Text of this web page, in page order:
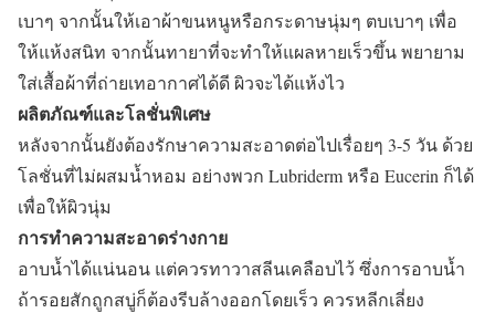
เบาๆ จากนั้นให้เอาผ้าขนหนูหรือกระดาษนุ่มๆ ตบเบาๆ เพื่อ
ให้แห้งสนิท จากนั้นทายาที่จะทำให้แผลหายเร็วขึ้น พยายาม
ใส่เสื้อผ้าที่ถ่ายเทอากาศได้ดี ผิวจะได้แห้งไว
ผลิตภัณฑ์และโลชั่นพิเศษ
หลังจากนั้นยังต้องรักษาความสะอาดต่อไปเรื่อยๆ 3-5 วัน ด้วย
โลชั่นที่ไม่ผสมน้ำหอม อย่างพวก Lubriderm หรือ Eucerin ก็ได้
เพื่อให้ผิวนุ่ม
การทำความสะอาดร่างกาย
อาบน้ำได้แน่นอน แต่ควรทาวาสลีนเคลือบไว้ ซึ่งการอาบน้ำ
ถ้ารอยสักถูกสบู่ก็ต้องรีบล้างออกโดยเร็ว ควรหลีกเลี่ยง